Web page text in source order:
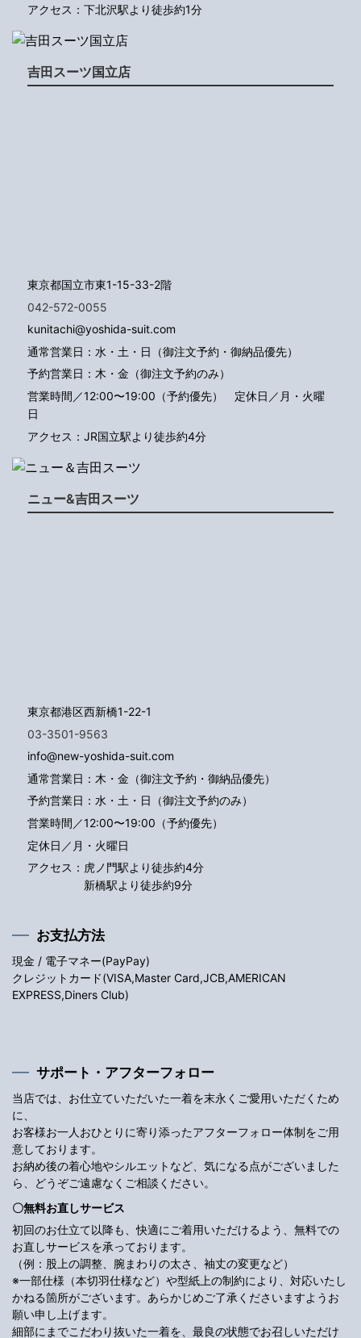
アクセス：下北沢駅より徒歩約1分
吉田スーツ国立店
東京都国立市東1-15-33-2階
042-572-0055
kunitachi@yoshida-suit.com
通常営業日：水・土・日（御注文予約・御納品優先）
予約営業日：木・金（御注文予約のみ）
営業時間／12:00〜19:00（予約優先） 定休日／月・火曜
日
アクセス：JR国立駅より徒歩約4分
ニュー&吉田スーツ
東京都港区西新橋1-22-1
03-3501-9563
info@new-yoshida-suit.com
通常営業日：木・金（御注文予約・御納品優先）
予約営業日：水・土・日（御注文予約のみ）
営業時間／12:00〜19:00（予約優先）
定休日／月・火曜日
アクセス： 虎ノ門駅より徒歩約4分
新橋駅より徒歩約9分
お支払方法
現金 / 電子マネー(PayPay)
クレジットカード(VISA,Master Card,JCB,AMERICAN
EXPRESS,Diners Club)
サポート・アフターフォロー
当店では、お仕立ていただいた一着を末永くご愛用いただくため
に、
お客様お一人おひとりに寄り添ったアフターフォロー体制をご用
意しております。
お納め後の着心地やシルエットなど、気になる点がございました
ら、どうぞご遠慮なくご相談ください。
〇無料お直しサービス
初回のお仕立て以降も、快適にご着用いただけるよう、無料での
お直しサービスを承っております。
（例：股上の調整、腕まわりの太さ、袖丈の変更など）
※一部仕様（本切羽仕様など）や型紙上の制約により、対応いたし
かねる箇所がございます。あらかじめご了承くださいますようお
願い申し上げます。
細部にまでこだわり抜いた一着を、最良の状態でお召しいただけ